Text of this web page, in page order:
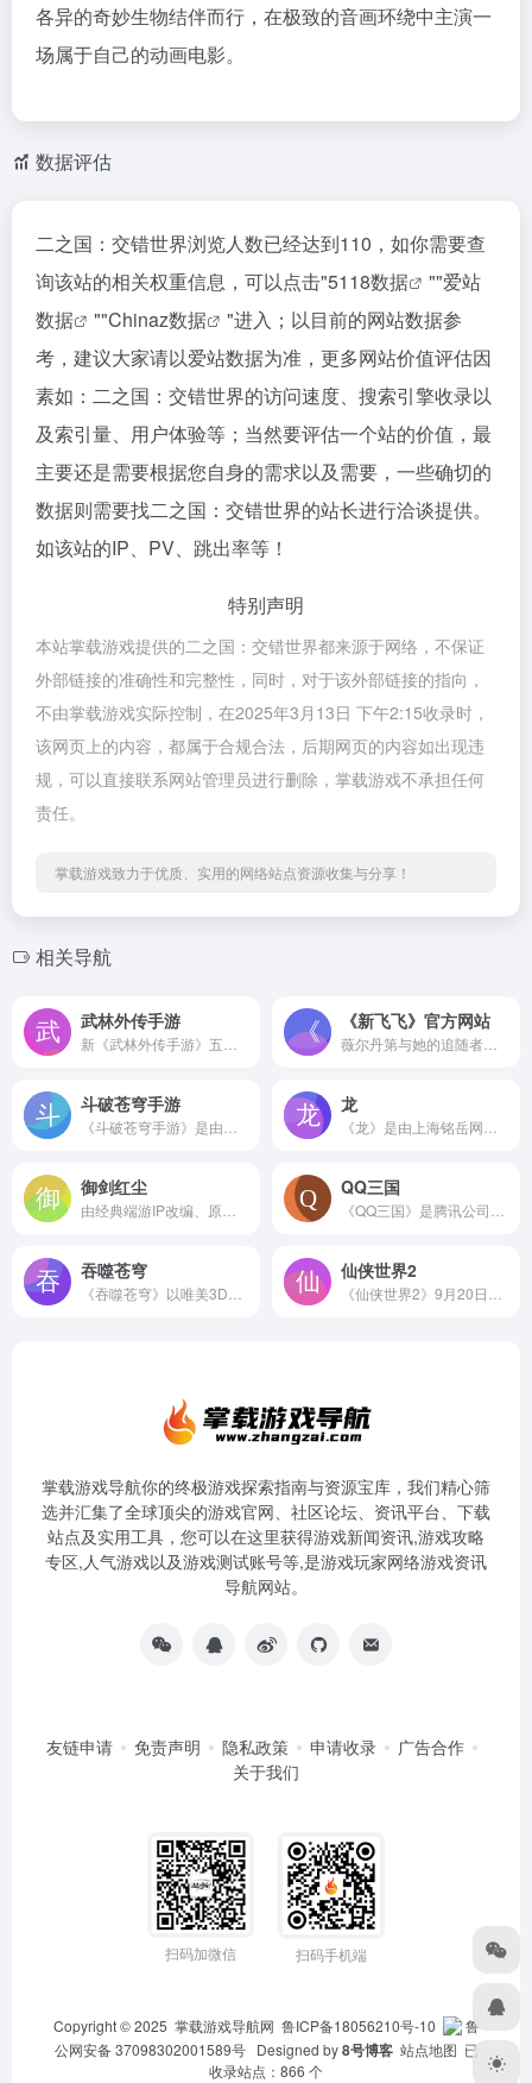
各异的奇妙生物结伴而行，在极致的音画环绕中主演一
场属于自己的动画电影。
数据评估
二之国：交错世界浏览人数已经达到110，如你需要查
询该站的相关权重信息，可以点击"5118数据 ""爱站
数据
""Chinaz数据
"进入；以目前的网站数据参
考，建议大家请以爱站数据为准，更多网站价值评估因
素如：二之国：交错世界的访问速度、搜索引擎收录以
及索引量、用户体验等；当然要评估一个站的价值，最
主要还是需要根据您自身的需求以及需要，一些确切的
数据则需要找二之国：交错世界的站长进行洽谈提供。
如该站的IP、PV、跳出率等！
特别声明
本站掌载游戏提供的二之国：交错世界都来源于网络，不保证
外部链接的准确性和完整性，同时，对于该外部链接的指向，
不由掌载游戏实际控制，在2025年3月13日 下午2:15收录时，
该网页上的内容，都属于合规合法，后期网页的内容如出现违
规，可以直接联系网站管理员进行删除，掌载游戏不承担任何
责任。
掌载游戏致力于优质、实用的网络站点资源收集与分享！
相关导航
武林外传手游 《新飞飞》官方网站
斗破苍穹手游 龙
御剑红尘 QQ三国
吞噬苍穹 仙侠世界2
掌载游戏导航你的终极游戏探索指南与资源宝库，我们精心筛
选并汇集了全球顶尖的游戏官网、社区论坛、资讯平台、下载
站点及实用工具，您可以在这里获得游戏新闻资讯,游戏攻略
专区,人气游戏以及游戏测试账号等,是游戏玩家网络游戏资讯
导航网站。
友链申请 免责声明 隐私政策 申请收录
广告合作
关于我们
扫码加微信 扫码手机端
Copyright © 2025 掌载游戏导航网 鲁ICP备18056210号-10
鲁
公网安备 37098302001589号Designed by8号博客 站点地图 已
收录站点：866 个